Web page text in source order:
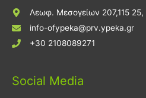
Λεωφ. Μεσογείων 207,115 25,
info-ofypeka@prv.ypeka.gr
+30 2108089271
Social Media